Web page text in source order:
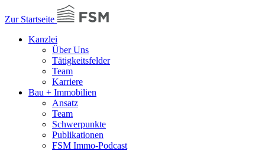
Zur Startseite
Kanzlei
Über Uns
Tätigkeitsfelder
Team
Karriere
Bau + Immobilien
Ansatz
Team
Schwerpunkte
Publikationen
FSM Immo-Podcast